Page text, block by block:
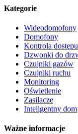
Kategorie
Wideodomofony
Domofony
Kontrola dostępu
Dzwonki do
Czujniki gazów
Czujniki ruchu
Monitoring
Oświetlenie
Zasilacze
Inteligentny dom
Ważne informacje